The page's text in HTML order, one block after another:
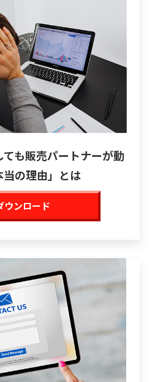
ても販売パートナーが動
当の理由」とは
ウンロード